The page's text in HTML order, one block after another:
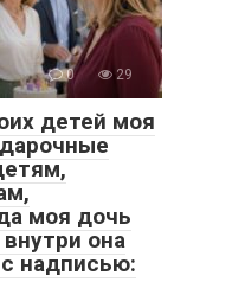
0 29
детей моя
моя дочь
она
надписью: